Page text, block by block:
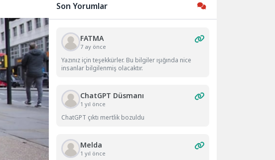
Son Yorumlar
FATMA
7 ay önce
Yazınız için teşekkürler. Bu bilgiler ışığında nice
insanlar bilgilenmiş olacaktır.
ChatGPT Düsmanı
1 yıl önce
ChatGPT çıktı mertlik bozuldu
Melda
1 yıl önce